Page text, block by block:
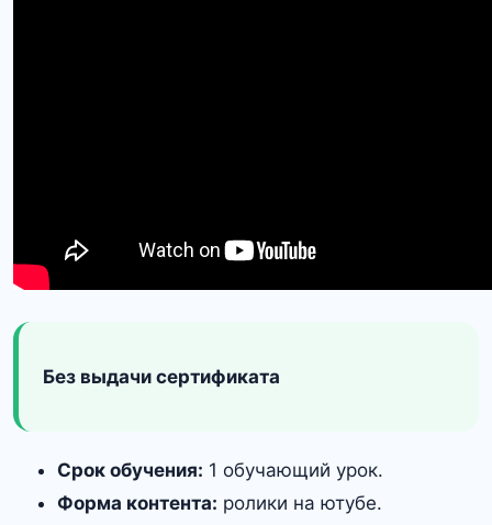
Без выдачи сертификата
Срок обучения: 1 обучающий урок.
Форма контента: ролики на ютубе.